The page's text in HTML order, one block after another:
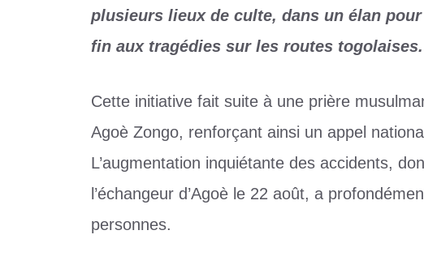
plusieurs lieux de culte, dans un élan
fin aux tragédies sur les routes togolaises.
Cette initiative fait suite à une prière
Agoè Zongo, renforçant ainsi un appel
L’augmentation inquiétante des accidents,
l’échangeur d’Agoè le 22 août, a
personnes.